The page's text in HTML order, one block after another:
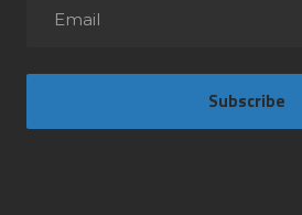
Subscribe